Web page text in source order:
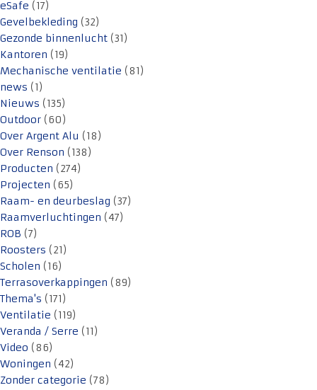
eSafe (17)
Gevelbekleding (32)
Gezonde binnenlucht (31)
Kantoren (19)
Mechanische ventilatie (81)
news (1)
Nieuws (135)
Outdoor (60)
Over Argent Alu (18)
Over Renson (138)
Producten (274)
Projecten (65)
Raam- en deurbeslag (37)
Raamverluchtingen (47)
ROB (7)
Roosters (21)
Scholen (16)
Terrasoverkappingen (89)
Thema's (171)
Ventilatie (119)
Veranda / Serre (11)
Video (86)
Woningen (42)
Zonder categorie (78)